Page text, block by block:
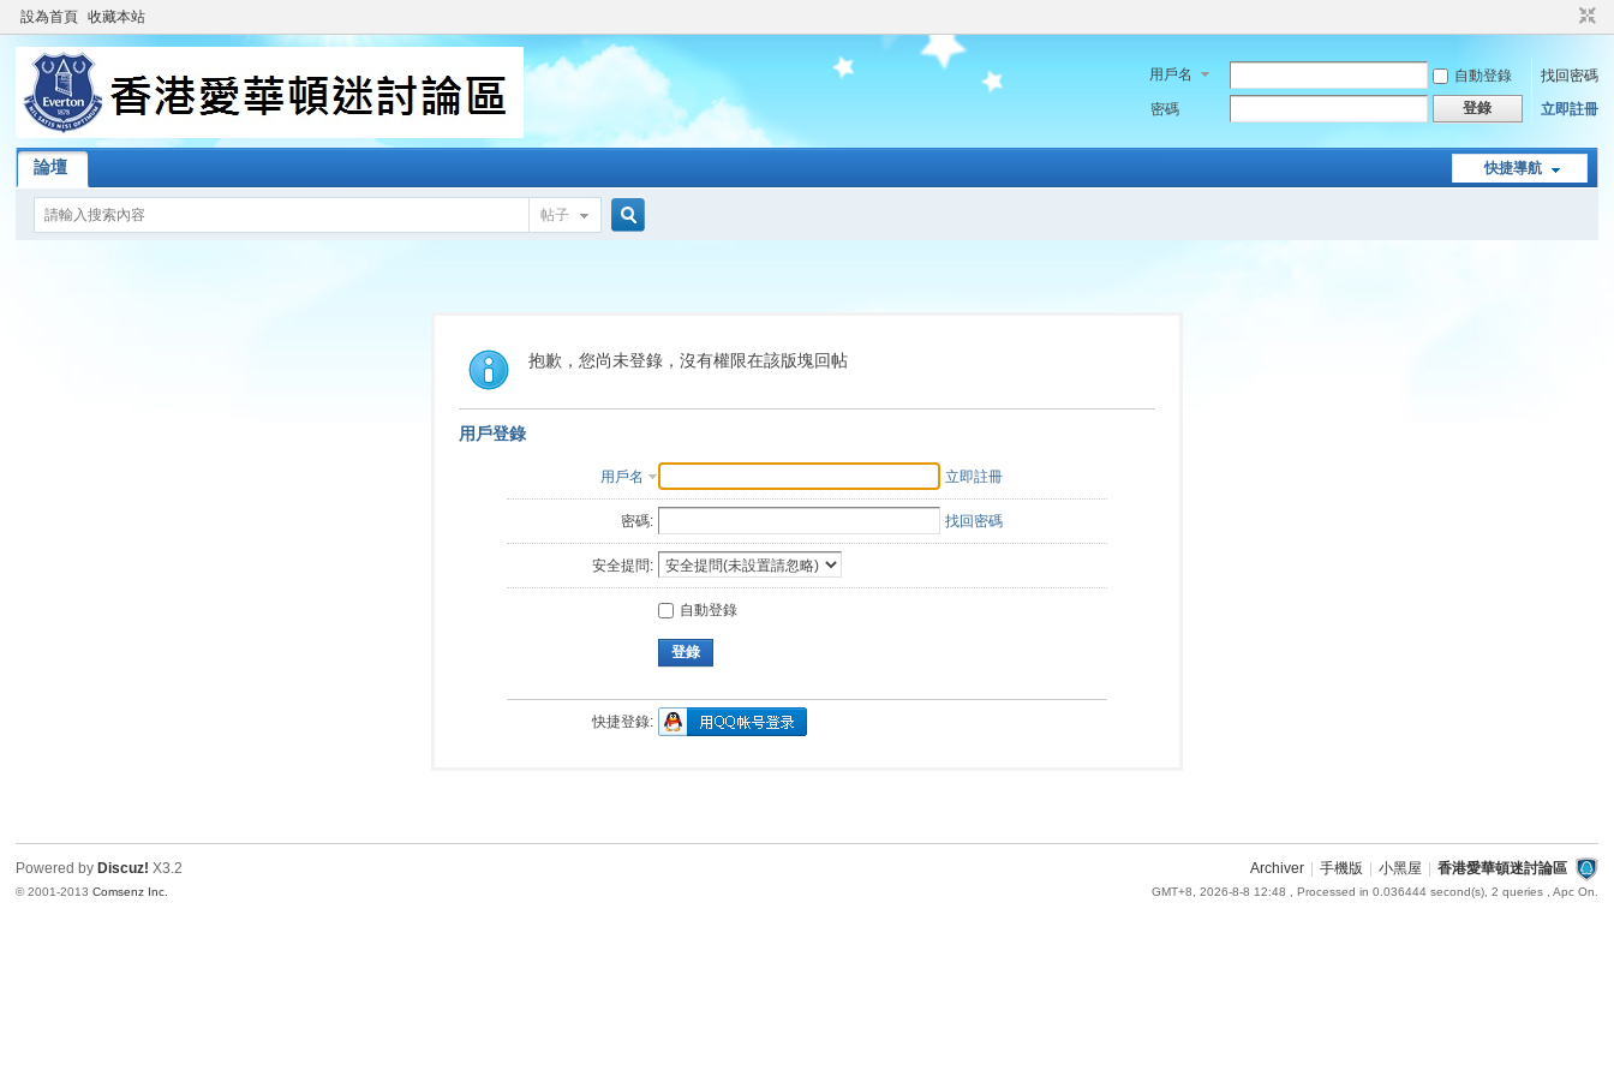
設為首頁 收藏本站
用戶名 自動登錄
找回密碼
密碼
登錄 立即註冊
快捷導航
論壇
帖子
索
抱歉，您尚未登錄，沒有權限在該版塊回帖
用戶登錄
用戶名 立即註冊
密碼: 找回密碼
安全提問:
自動登錄
登錄
快捷登錄:
Archiver 手機版 小黑屋 香港愛華頓迷討論區
GMT+8, 2026-8-8 12:48 , Processed in 0.036444 second(s), 2 queries , Apc On.
Powered by Discuz! X3.2
© 2001-2013Comsenz Inc.